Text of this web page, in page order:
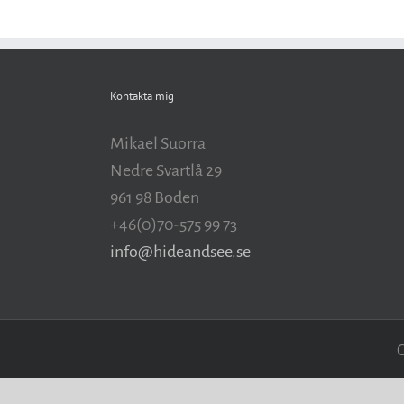
Kontakta mig
Mikael Suorra
Nedre Svartlå 29
961 98 Boden
+46(0)70-575 99 73
info@hideandsee.se